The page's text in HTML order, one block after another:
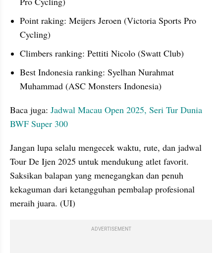
Point raking: Meijers Jeroen (Victoria Sports Pro
Cycling)
Climbers ranking: Pettiti Nicolo (Swatt Club)
Best Indonesia ranking: Syelhan Nurahmat
Muhammad (ASC Monsters Indonesia)
Baca juga: Jadwal Macau Open 2025, Seri Tur Dunia
BWF Super 300
Jangan lupa selalu mengecek waktu, rute, dan jadwal
Tour De Ijen 2025 untuk mendukung atlet favorit.
Saksikan balapan yang menegangkan dan penuh
kekaguman dari ketangguhan pembalap profesional
meraih juara. (UI)
ADVERTISEMENT